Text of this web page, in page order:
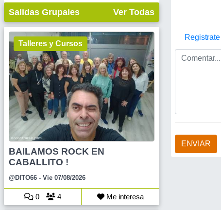
Salidas Grupales Ver Todas
Talleres y Cursos
BAILAMOS ROCK EN
CABALLITO !
@DITO66 - Vie 07/08/2026
0 4 Me interesa
ENVIAR